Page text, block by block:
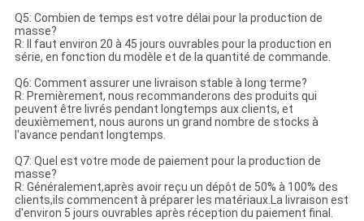
Q5: Combien de temps est votre délai pour la production de
masse?
R: Il faut environ 20 à 45 jours ouvrables pour la production en
série, en fonction du modèle et de la quantité de commande.
Q6: Comment assurer une livraison stable à long terme?
R: Premièrement, nous recommanderons des produits qui
peuvent être livrés pendant longtemps aux clients, et
deuxièmement, nous aurons un grand nombre de stocks à
l'avance pendant longtemps.
Q7: Quel est votre mode de paiement pour la production de
masse?
R: Généralement,après avoir reçu un dépôt de 50% à 100% des
clients,ils commencent à préparer les matériaux.La livraison est
d'environ 5 jours ouvrables après réception du paiement final.